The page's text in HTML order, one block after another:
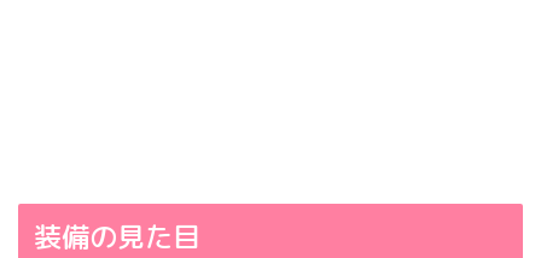
装備の見た目